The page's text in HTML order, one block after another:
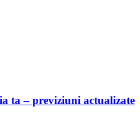
ta – previziuni actualizate